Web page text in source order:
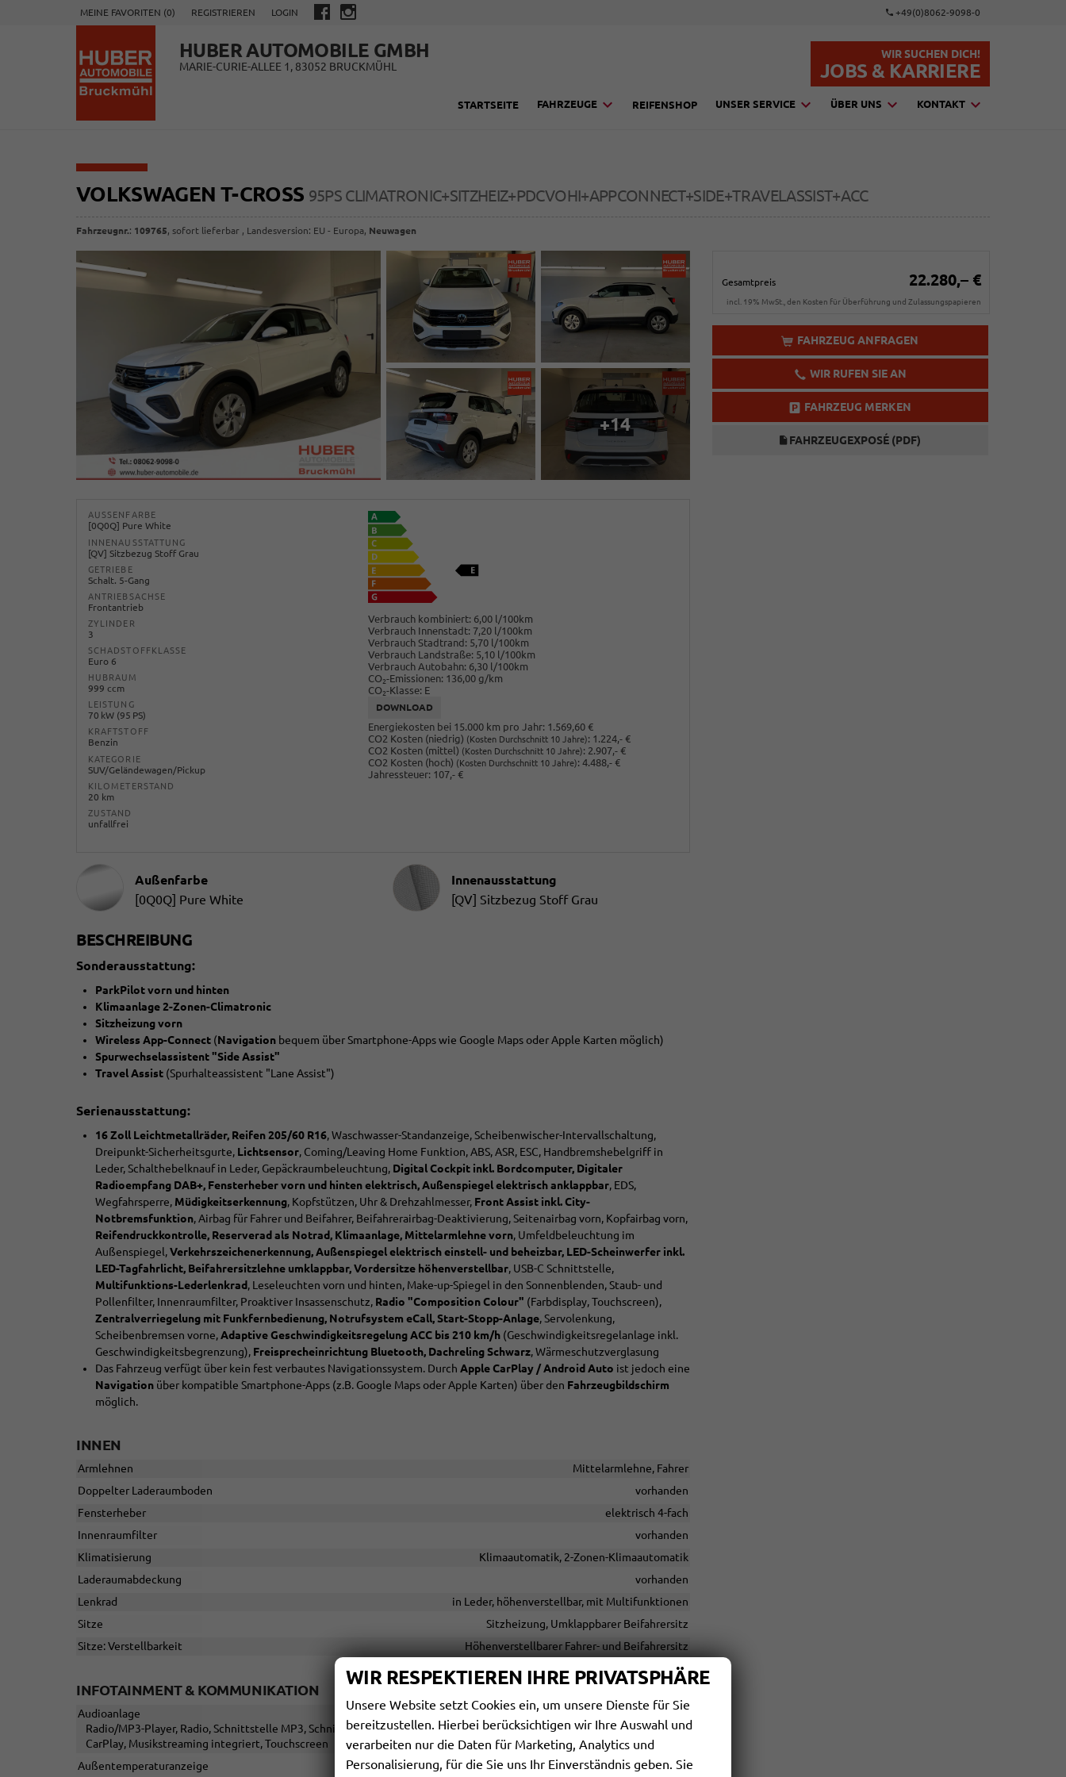
MEINE FAVORITEN (0) REGISTRIEREN LOGIN +49(0)8062-9098-0
HUBER AUTOMOBILE GMBH
MARIE-CURIE-ALLEE 1, 83052 BRUCKMÜHL
WIR SUCHEN DICH!
JOBS & KARRIERE
STARTSEITE FAHRZEUGE REIFENSHOP UNSER SERVICE ÜBER UNS KONTAKT
VOLKSWAGEN T-CROSS 95PS CLIMATRONIC+SITZHEIZ+PDCVOHI+APPCONNECT+SIDE+TRAVELASSIST+ACC
Fahrzeugnr.: 109765, sofort lieferbar , Landesversion: EU - Europa, Neuwagen
Gesamtpreis 22.280,– €
incl. 19% MwSt., den Kosten für Überführung und Zulassungspapieren
FAHRZEUG ANFRAGEN
WIR RUFEN SIE AN
FAHRZEUG MERKEN
FAHRZEUGEXPOSÉ (PDF)
+14
AUSSENFARBE
[0Q0Q] Pure White
INNENAUSSTATTUNG
[QV] Sitzbezug Stoff Grau
GETRIEBE
Schalt. 5-Gang
ANTRIEBSACHSE
Frontantrieb
ZYLINDER
3
SCHADSTOFFKLASSE
Euro 6
HUBRAUM
999 ccm
LEISTUNG
70 kW (95 PS)
KRAFTSTOFF
Benzin
KATEGORIE
SUV/Geländewagen/Pickup
KILOMETERSTAND
20 km
ZUSTAND
unfallfrei
Verbrauch kombiniert: 6,00 l/100km
Verbrauch Innenstadt: 7,20 l/100km
Verbrauch Stadtrand: 5,70 l/100km
Verbrauch Landstraße: 5,10 l/100km
Verbrauch Autobahn: 6,30 l/100km
CO2-Emissionen: 136,00 g/km
CO2-Klasse: E
DOWNLOAD
Energiekosten bei 15.000 km pro Jahr: 1.569,60 €
CO2 Kosten (niedrig) (Kosten Durchschnitt 10 Jahre): 1.224,- €
CO2 Kosten (mittel) (Kosten Durchschnitt 10 Jahre): 2.907,- €
CO2 Kosten (hoch) (Kosten Durchschnitt 10 Jahre): 4.488,- €
Jahressteuer: 107,- €
Außenfarbe
[0Q0Q] Pure White
Innenausstattung
Innenausstattung
[QV] Sitzbezug Stoff Grau
BESCHREIBUNG
Sonderausstattung:
ParkPilot vorn und hinten
Klimaanlage 2-Zonen-Climatronic
Sitzheizung vorn
Wireless App-Connect (Navigation bequem über Smartphone-Apps wie Google Maps oder Apple Karten möglich)
Spurwechselassistent "Side Assist"
Travel Assist (Spurhalteassistent "Lane Assist")
Serienausstattung:
16 Zoll Leichtmetallräder, Reifen 205/60 R16, Waschwasser-Standanzeige, Scheibenwischer-Intervallschaltung,
Dreipunkt-Sicherheitsgurte, Lichtsensor, Coming/Leaving Home Funktion, ABS, ASR, ESC, Handbremshebelgriff in
Leder, Schalthebelknauf in Leder, Gepäckraumbeleuchtung, Digital Cockpit inkl. Bordcomputer, Digitaler
Radioempfang DAB+, Fensterheber vorn und hinten elektrisch, Außenspiegel elektrisch anklappbar, EDS,
Wegfahrsperre, Müdigkeitserkennung, Kopfstützen, Uhr & Drehzahlmesser, Front Assist inkl. City-
Notbremsfunktion, Airbag für Fahrer und Beifahrer, Beifahrerairbag-Deaktivierung, Seitenairbag vorn, Kopfairbag vorn,
Reifendruckkontrolle, Reserverad als Notrad, Klimaanlage, Mittelarmlehne vorn, Umfeldbeleuchtung im
Außenspiegel,Verkehrszeichenerkennung, Außenspiegel elektrisch einstell- und beheizbar, LED-Scheinwerfer inkl.
LED-Tagfahrlicht, Beifahrersitzlehne umklappbar, Vordersitze höhenverstellbar, USB-C Schnittstelle,
Multifunktions-Lederlenkrad, Leseleuchten vorn und hinten, Make-up-Spiegel in den Sonnenblenden, Staub- und
Pollenfilter, Innenraumfilter, Proaktiver Insassenschutz, Radio "Composition Colour" (Farbdisplay, Touchscreen),
Zentralverriegelung mit Funkfernbedienung, Notrufsystem eCall, Start-Stopp-Anlage, Servolenkung,
Scheibenbremsen vorne,Adaptive Geschwindigkeitsregelung ACC bis 210 km/h (Geschwindigkeitsregelanlage inkl.
Geschwindigkeitsbegrenzung), Freisprecheinrichtung Bluetooth, Dachreling Schwarz, Wärmeschutzverglasung
Das Fahrzeug verfügt über kein fest verbautes Navigationssystem. Durch Apple CarPlay / Android Auto ist jedoch eine
Navigation über kompatible Smartphone-Apps (z.B. Google Maps oder Apple Karten) über den Fahrzeugbildschirm
möglich.
INNEN
Armlehnen
Mittelarmlehne, Fahrer
Doppelter Laderaumboden
vorhanden
Fensterheber
elektrisch 4-fach
Innenraumfilter
vorhanden
Klimatisierung
Klimaautomatik, 2-Zonen-Klimaautomatik
Laderaumabdeckung
vorhanden
Lenkrad
in Leder, höhenverstellbar, mit Multifunktionen
Sitze
Sitzheizung, Umklappbarer Beifahrersitz
Sitze: Verstellbarkeit
Höhenverstellbarer Fahrer- und Beifahrersitz
INFOTAINMENT & KOMMUNIKATION
Audioanlage
Radio/MP3-Player, Radio, Schnittstelle MP3, Schnittstelle USB, Digitalradio DAB, Farbdisplay, Android Auto, Apple
CarPlay, Musikstreaming integriert, Touchscreen
Außentemperaturanzeige
vorhanden
WIR RESPEKTIEREN IHRE PRIVATSPHÄRE
Unsere Website setzt Cookies ein, um unsere Dienste für Sie
bereitzustellen. Hierbei berücksichtigen wir Ihre Auswahl und
verarbeiten nur die Daten für Marketing, Analytics und
Personalisierung, für die Sie uns Ihr Einverständnis geben. Sie